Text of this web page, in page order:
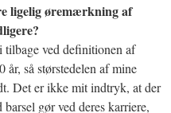
ligelig øremærkning af
tilbage ved definitionen af
så størstedelen af mine
Det er ikke mit indtryk, at der
gør ved deres karriere,